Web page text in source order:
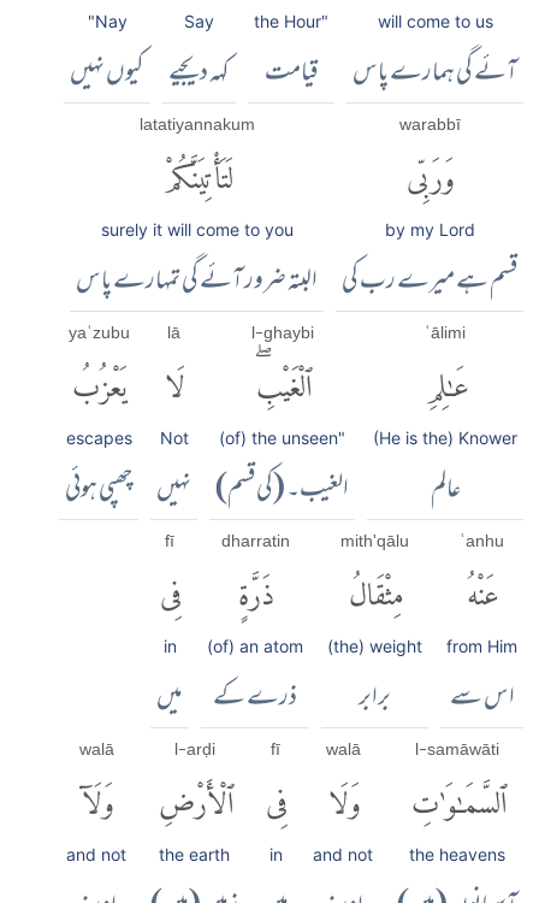
will come to us
آئے گی ہمارے پاس
the Hour"
قیامت
Say
کہہ دیجیے
"Nay
کیوں نہیں
warabbī
وَرَبِّى
by my Lord
قسم ہے میرے رب کی
latatiyannakum
لَتَأْتِيَنَّكُمْ
surely it will come to you
البتہ ضرور آئے گی تمہارے پاس
ʿālimi
عَٰلِمِ
(He is the) Knower
عالم
l-ghaybi
ٱلْغَيْبِۖ
(of) the unseen"
الغیب۔ (کی قسم)
lā
لَا
Not
نہیں
yaʿzubu
يَعْزُبُ
escapes
چھپی ہوئی
ʿanhu
عَنْهُ
from Him
اس سے
mith'qālu
مِثْقَالُ
(the) weight
برابر
dharratin
ذَرَّةٍ
(of) an atom
ذرے کے
fī
فِى
in
میں
l-samāwāti
ٱلسَّمَٰوَٰتِ
the heavens
walā
وَلَا
and not
fī
فِى
in
l-arḍi
ٱلْأَرْضِ
the earth
walā
وَلَآ
and not